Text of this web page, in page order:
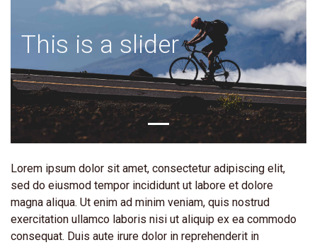
This is a slider
Lorem ipsum dolor sit amet, consectetur adipiscing elit,
sed do eiusmod tempor incididunt ut labore et dolore
magna aliqua. Ut enim ad minim veniam, quis nostrud
exercitation ullamco laboris nisi ut aliquip ex ea commodo
consequat. Duis aute irure dolor in reprehenderit in